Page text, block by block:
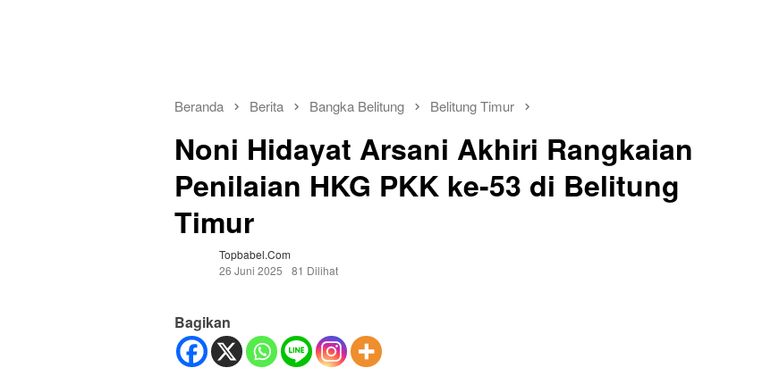
Beranda Berita Bangka Belitung Belitung Timur
Noni Hidayat Arsani Akhiri Rangkaian
Penilaian HKG PKK ke-53 di Belitung
Timur
Topbabel.com
26 Juni 2025
81 Dilihat
Bagikan